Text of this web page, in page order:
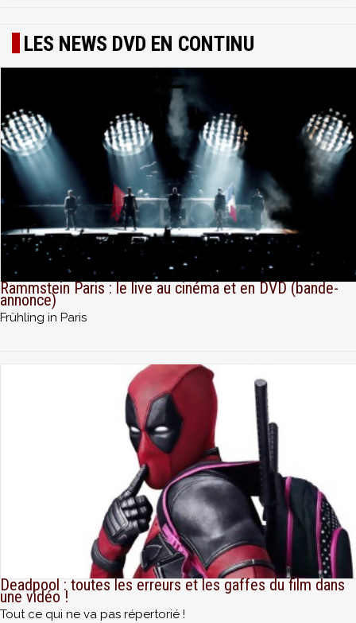
LES NEWS DVD EN CONTINU
Rammstein Paris : le live au cinéma et en DVD (bande-
annonce)
Frühling in Paris
Deadpool : toutes les erreurs et les gaffes du film dans
une vidéo !
Tout ce qui ne va pas répertorié !